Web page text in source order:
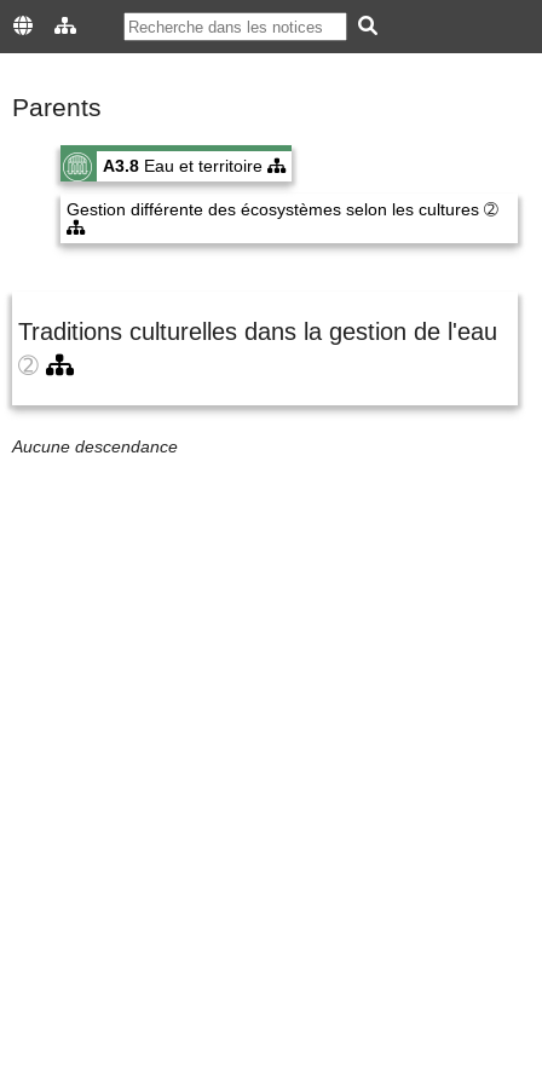
Parents
A3.8 Eau et territoire
Gestion différente des écosystèmes selon les cultures ➁
Traditions culturelles dans la gestion de l'eau
➁
Aucune descendance